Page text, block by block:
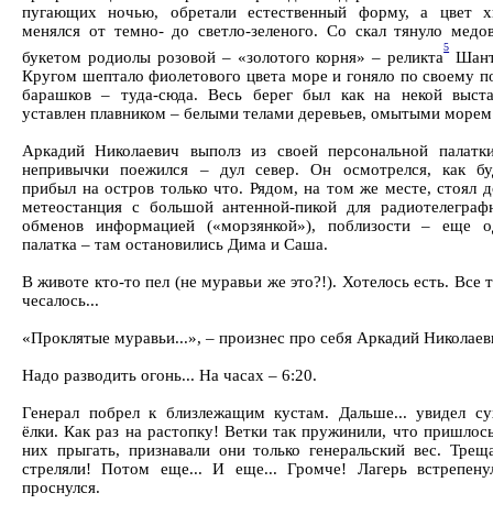
пугающих ночью, обретали естественный форму, а цвет
менялся от темно- до светло-зеленого. Со скал тянуло
букетом родиолы розовой – «золотого корня» – реликта
5
Кругом шептало фиолетового цвета море и гоняло по своему
барашков – туда-сюда. Весь берег был как на некой
уставлен плавником – белыми телами деревьев, омытыми
Аркадий Николаевич выполз из своей персональной
непривычки поежился – дул север. Он осмотрелся, как
прибыл на остров только что. Рядом, на том же месте, стоял
метеостанция с большой антенной-пикой для
обменов информацией («морзянкой»), поблизости – еще
палатка – там остановились Дима и Саша.
В животе кто-то пел (не муравьи же это?!). Хотелось есть. Все
чесалось...
«Проклятые муравьи...», – произнес про себя Аркадий
Надо разводить огонь... На часах – 6:20.
Генерал побрел к близлежащим кустам. Дальше... увидел
ёлки. Как раз на растопку! Ветки так пружинили, что
них прыгать, признавали они только генеральский вес.
стреляли! Потом еще... И еще... Громче! Лагерь
проснулся.